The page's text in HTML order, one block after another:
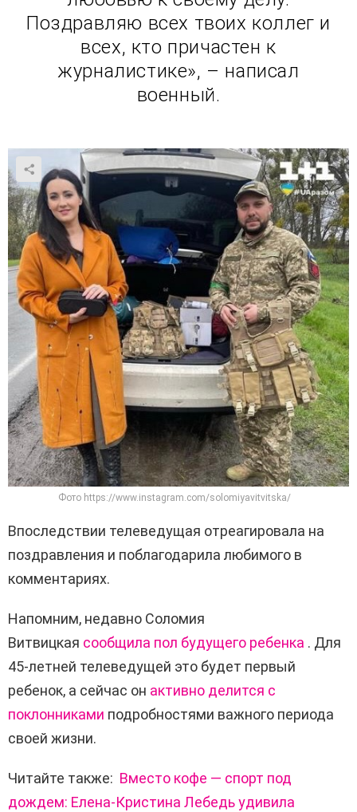
Поздравляю всех твоих коллег и
всех, кто причастен к
журналистике», – написал
военный.
Фото https://www.instagram.com/solomiyavitvitska/
Впоследствии телеведущая отреагировала на
поздравления и поблагодарила любимого в
комментариях.
Напомним, недавно Соломия
Витвицкая сообщила пол будущего ребенка . Для
45-летней телеведущей это будет первый
ребенок, а сейчас он активно делится с
поклонниками подробностями важного периода
своей жизни.
Читайте также: Вместо кофе — спорт под
дождем: Елена-Кристина Лебедь удивила